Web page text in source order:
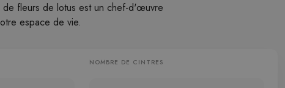
de fleurs de lotus est un chef-d'œuvre
espace de vie.
NOMBRE DE CINTRES